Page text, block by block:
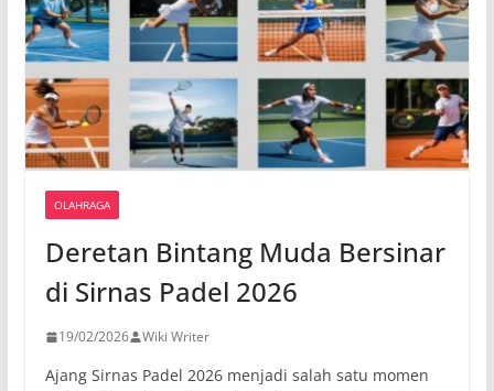
OLAHRAGA
Deretan Bintang Muda Bersinar
di Sirnas Padel 2026
19/02/2026 Wiki Writer
Ajang Sirnas Padel 2026 menjadi salah satu momen